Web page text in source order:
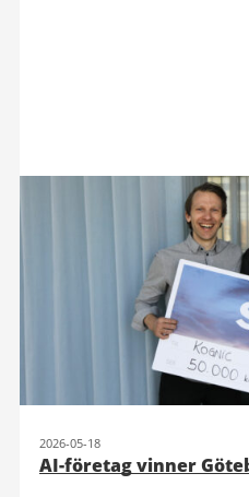
2026-05-18
AI-företag vinner